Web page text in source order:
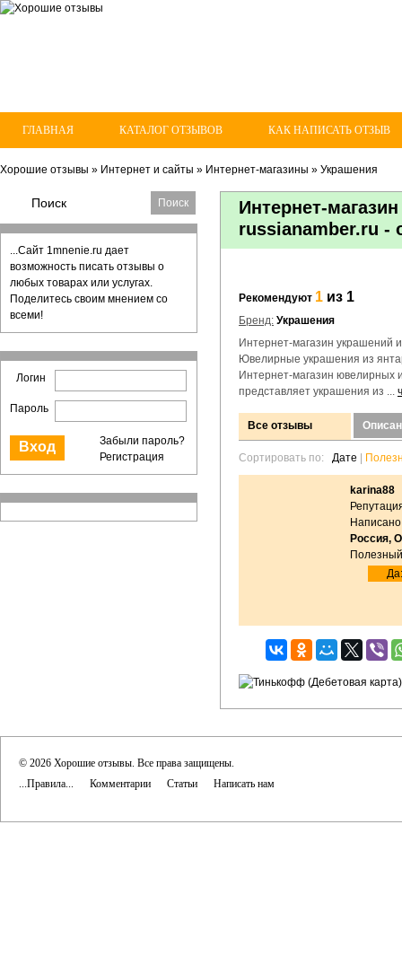
ГЛАВНАЯ КАТАЛОГ ОТЗЫВОВ КАК НАПИСАТЬ ОТЗЫВ
Хорошие отзывы » Интернет и сайты » Интернет-магазины » Украшения
...Сайт 1mnenie.ru дает
возможность писать отзывы о
любых товарах или услугах.
Поделитесь своим мнением со
всеми!
Логин
Пароль
Забыли пароль?
Регистрация
Интернет-
russianamber.ru -
Рекомендуют 1 из 1
Бренд: Украшения
Интернет-магазин украшений
Ювелирные украшения из
Интернет-магазин ювелирных
представляет украшения из ...
Все отзывы
Сортировать по: Дате
karina88
Россия,
© 2026 Хорошие отзывы. Все права защищены.
...Правила...
Комментарии Статьи Написать нам